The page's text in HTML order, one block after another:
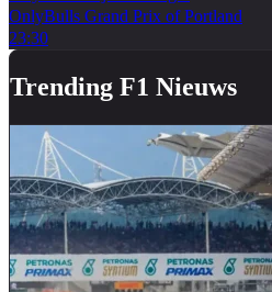
OnlyBulls Grand Prix of Portland
23:30
Trending F1 Nieuws